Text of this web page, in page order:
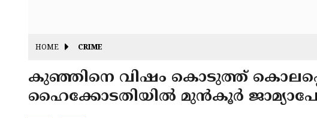
HOME CRIME
കുഞ്ഞിനെ വിഷം കൊടുത്ത്
ഹൈക്കോടതിയില്‍ മുന്‍കൂര്‍